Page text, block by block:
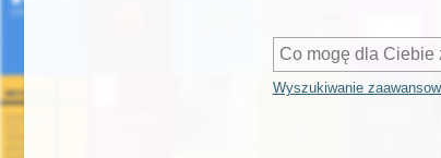
Wyszukiwanie